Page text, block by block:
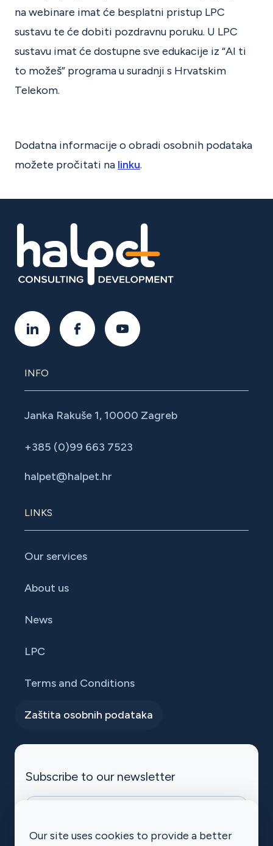
na webinare imat će besplatni pristup LPC
sustavu te će dobiti pozdravnu poruku. U LPC
sustavu imat će dostupne sve edukacije iz “AI ti
to možeš” programa u suradnji s Hrvatskim
Telekom.
Dodatna informacije o obradi osobnih podataka
možete pročitati na linku.
INFO
Janka Rakuše 1, 10000 Zagreb
+385 (0)99 663 7523
halpet@halpet.hr
LINKS
Our services
About us
News
LPC
Terms and Conditions
Zaštita osobnih podataka
Subscribe to our newsletter
halpet-mc-subscribe
Our site uses cookies to provide a better